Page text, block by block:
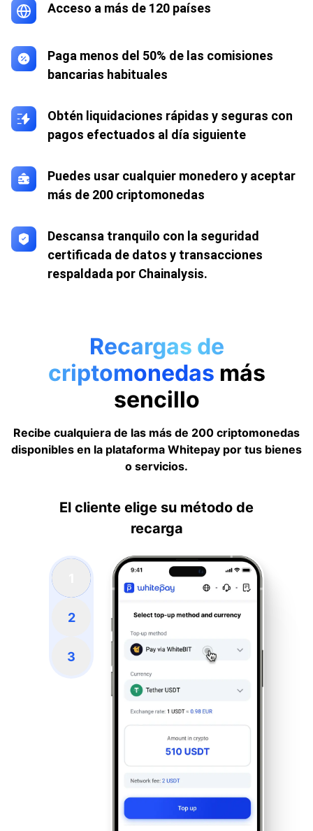
Acceso a más de 120 países
Paga menos del 50% de las comisiones
bancarias habituales
Obtén liquidaciones rápidas y seguras con
pagos efectuados al día siguiente
Puedes usar cualquier monedero y aceptar
más de 200 criptomonedas
Descansa tranquilo con la seguridad
certificada de datos y transacciones
respaldada por Chainalysis.
Recargas de
criptomonedas más
sencillo
Recibe cualquiera de las más de 200 criptomonedas
disponibles en la plataforma Whitepay por tus bienes
o servicios.
El cliente elige su método de
recarga
2
3